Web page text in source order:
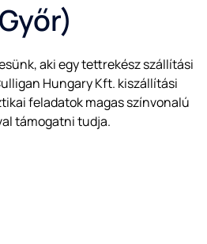
aki egy tettrekész szállítási
Hungary Kft. kiszállítási
feladatok magas színvonalú
támogatni tudja.